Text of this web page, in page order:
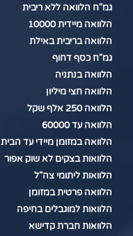
גמ"ח הלוואה ללא ריבית
הלוואה מיידית 10000
הלוואה בריבית באילת
גמ"ח כסף דחוף
הלוואה בנתניה
הלוואה חצי מיליון
הלוואה 250 אלף שקל
הלוואה עד 60000
הלוואה במזומן מיידי עד הבית
הלוואות בצקים לא שוק אפור
הלוואות ליתומי צה"ל
הלוואה פרטית במזומן
הלוואות למוגבלים בחיפה
הלוואות חברת קדישא